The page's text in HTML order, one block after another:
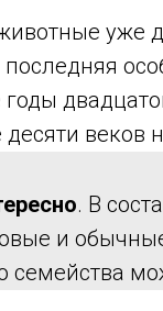
уже
веков
. В
и
семейства